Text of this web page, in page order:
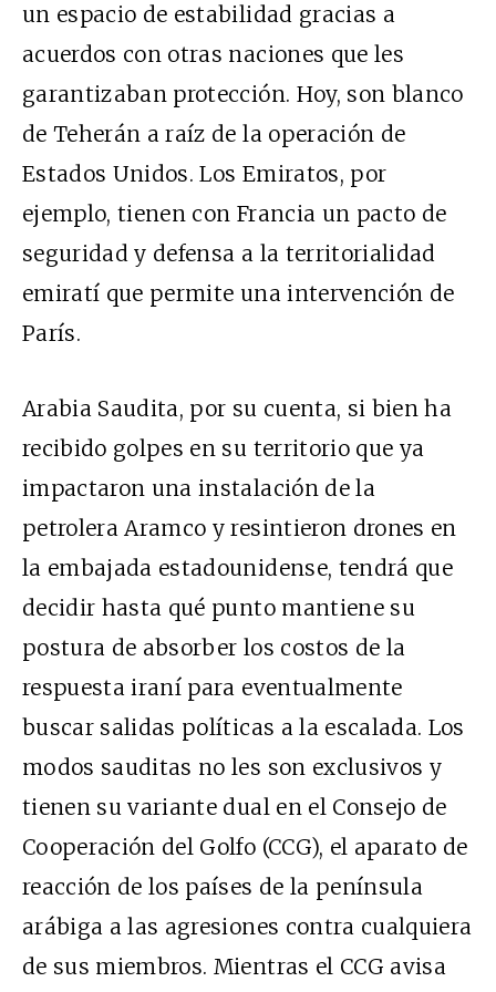
un espacio de estabilidad gracias a
acuerdos con otras naciones que les
garantizaban protección. Hoy, son blanco
de Teherán a raíz de la operación de
Estados Unidos. Los Emiratos, por
ejemplo, tienen con Francia un pacto de
seguridad y defensa a la territorialidad
emiratí que permite una intervención de
París.
Arabia Saudita, por su cuenta, si bien ha
recibido golpes en su territorio que ya
impactaron una instalación de la
petrolera Aramco y resintieron drones en
la embajada estadounidense, tendrá que
decidir hasta qué punto mantiene su
postura de absorber los costos de la
respuesta iraní para eventualmente
buscar salidas políticas a la escalada. Los
modos sauditas no les son exclusivos y
tienen su variante dual en el Consejo de
Cooperación del Golfo (CCG), el aparato de
reacción de los países de la península
arábiga a las agresiones contra cualquiera
de sus miembros. Mientras el CCG avisa